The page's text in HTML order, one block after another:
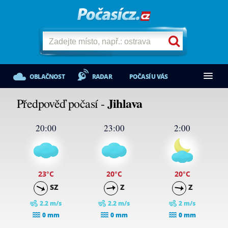
OBLAČNOST RADAR POČASÍ U VÁS
Předpověď počasí -Jihlava
20:00
23°C
SZ
2.2 m/s
0 mm
23:00
20°C
Z
2.2 m/s
0 mm
2:00
20°C
Z
2 m/s
0 mm